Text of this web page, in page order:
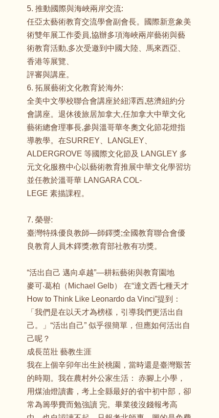
5. 推動國際與海峽兩岸交流:
任亞太藝術教育交流學會副會長。國際新意象美
術雙年展工作委員,協辦多項海峽兩岸藝術與藝
術教育活動,多次受邀到中國大陸、馬來西亞、
香港等展覽、
評審與講座。
6. 拓展藝術文化教育於海外:
全美中文學校聯合會講座於紐澤西,慈濟紐約分
會講座。退休後旅居加拿大,任加拿大中華文化
藝術總會理事長,參與溫哥華冬奧文化節花燈指
導教學。在SURREY、LANGLEY、
ALDERGROVE 等國際文化節及 LANGLEY 多
元文化服務中心以藝術教育推展中華文化學習坊
並任教於溫哥華 LANGARA COL-
LEGE 素描課程。
7. 榮譽:
臺灣特殊優良教師—師鐸獎;全國教育聯合會優
良教育人員木鐸獎;教育部社教有功獎。
“活出自己 邁向卓越”—耕耘藝術與教育園地
麥可‧葛柏（Michael Gelb） 在“達文西七種天才
How to Think Like Leonardo da Vinci”提到：
「我們是在以天才為榜樣，引導我們更活出自
己。」“活出自己” 似乎很簡單，但應如何活出自
己呢？
成長茁壯 藝教生涯
我在上個辛卯年出生於桃園，當時還是臺灣艱苦
的時期。我在農村外公家生活： 赤腳上小學，
用煤油燈讀書，考上全縣最好的省中初中部，卻
常為籌學費而勉強讀 完。畢業後沒錢報考高